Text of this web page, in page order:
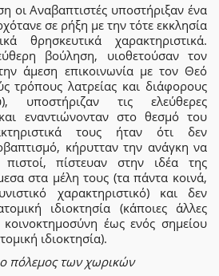
οι Αναβαπτιστές υποστήριξαν ένα
σε ρήξη με την τότε εκκλησία
θρησκευτικά χαρακτηριστικά.
βούληση, υιοθετούσαν τον
άμεση επικοινωνία με τον Θεό
τρόπους λατρείας και διάφορους
υποστήριζαν τις ελεύθερες
εναντιώνονταν στο θεσμό του
τους ήταν ότι δεν
κήρυτταν την ανάγκη να
πίστευαν στην ιδέα της
στα μέλη τους (τα πάντα κοινά,
χαρακτηριστικό) και δεν
ιδιοκτησία (κάποιες άλλες
κοινοκτημοσύνη έως ενός σημείου
ιδιοκτησία).
πόλεμος των χωρικών